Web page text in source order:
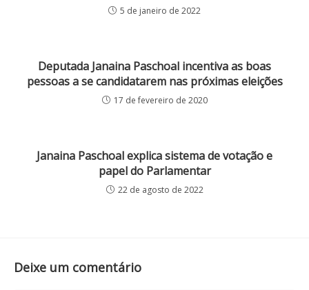
5 de janeiro de 2022
Deputada Janaina Paschoal incentiva as boas
pessoas a se candidatarem nas próximas eleições
17 de fevereiro de 2020
Janaina Paschoal explica sistema de votação e
papel do Parlamentar
22 de agosto de 2022
Deixe um comentário